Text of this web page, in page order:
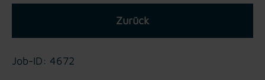
Zurück
Job-ID: 4672